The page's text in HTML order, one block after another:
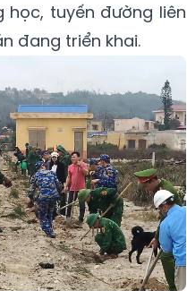
tuyến đường liên
đang triển khai.